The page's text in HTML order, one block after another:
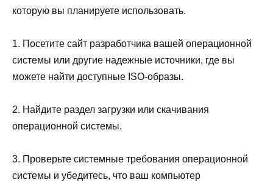
которую вы планируете использовать.
1. Посетите сайт разработчика вашей операционной
системы или другие надежные источники, где вы
можете найти доступные ISO-образы.
2. Найдите раздел загрузки или скачивания
операционной системы.
3. Проверьте системные требования операционной
системы и убедитесь, что ваш компьютер